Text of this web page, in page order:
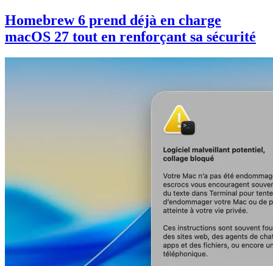
Homebrew 6 prend déjà en charge
macOS 27 tout en renforçant sa sécurité